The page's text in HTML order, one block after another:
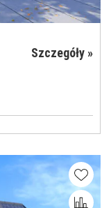
Szczegóły »